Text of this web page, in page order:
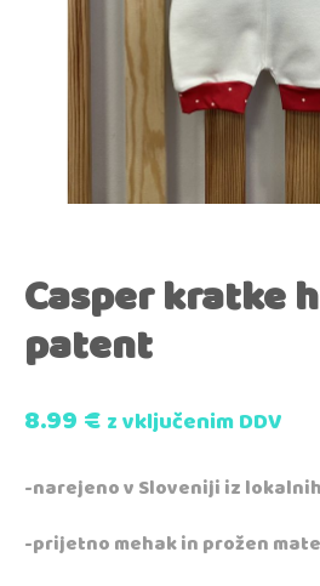
Casper kratke
patent
8.99€z vključenim DDV
-narejeno v Sloveniji iz
-prijetno mehak in prožen